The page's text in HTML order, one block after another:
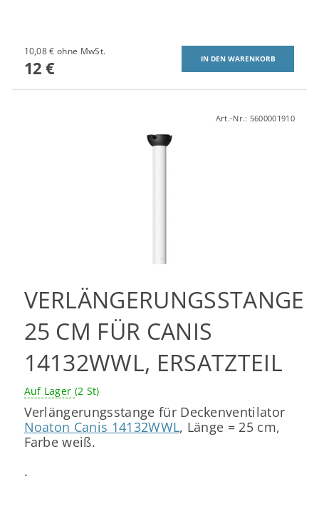
10,08 € ohne MwSt.
12 €
Art.-Nr.: 5600001910
VERLÄNGERUNGSSTANGE
25 CM FÜR CANIS
14132WWL, ERSATZTEIL
Auf Lager (2 St)
Verlängerungsstange für Deckenventilator
Noaton Canis 14132WWL, Länge = 25 cm,
Farbe weiß.
.